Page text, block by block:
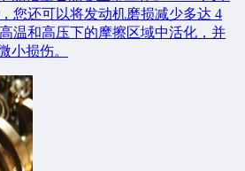
您还可以将发动机磨损减少多达 4
温和高压下的摩擦区域中活化，并
小损伤。